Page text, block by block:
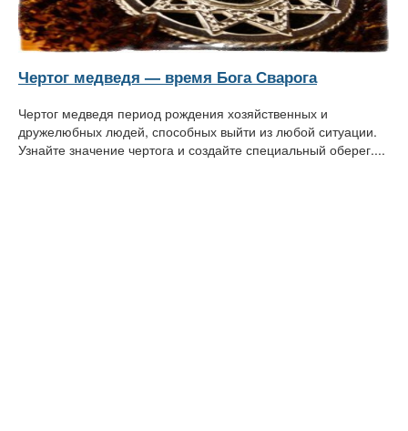
Чертог медведя — время Бога Сварога
Чертог медведя период рождения хозяйственных и
дружелюбных людей, способных выйти из любой ситуации.
Узнайте значение чертога и создайте специальный оберег....